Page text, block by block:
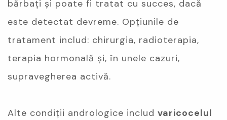
bărbați și poate fi tratat cu succes, dacă
este detectat devreme. Opțiunile de
tratament includ: chirurgia, radioterapia,
terapia hormonală și, în unele cazuri,
supravegherea activă.
Alte condiții andrologice includ varicocelul